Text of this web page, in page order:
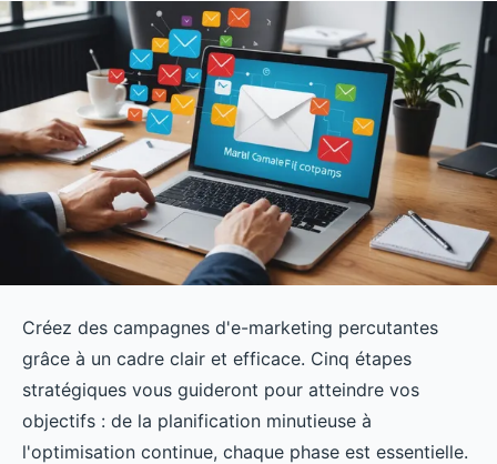
Créez des campagnes d'e-marketing percutantes
grâce à un cadre clair et efficace. Cinq étapes
stratégiques vous guideront pour atteindre vos
objectifs : de la planification minutieuse à
l'optimisation continue, chaque phase est essentielle.